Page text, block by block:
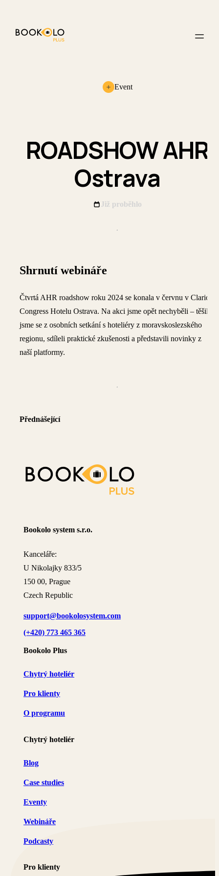
Event
ROADSHOW AHR
Ostrava
Již proběhlo
Shrnutí webináře
Čtvrtá AHR roadshow roku 2024 se konala v červnu v Clarion
Congress Hotelu Ostrava. Na akci jsme opět nechyběli – těšili
jsme se z osobních setkání s hoteliéry z moravskoslezského
regionu, sdíleli praktické zkušenosti a představili novinky z
naší platformy.
Přednášející
Bookolo system s.r.o.
Kanceláře:
U Nikolajky 833/5
150 00, Prague
Czech Republic
support@bookolosystem.com
(+420) 773 465 365
Bookolo Plus
Chytrý hoteliér
Pro klienty
O programu
Chytrý hoteliér
Blog
Case studies
Eventy
Webináře
Podcasty
Pro klienty